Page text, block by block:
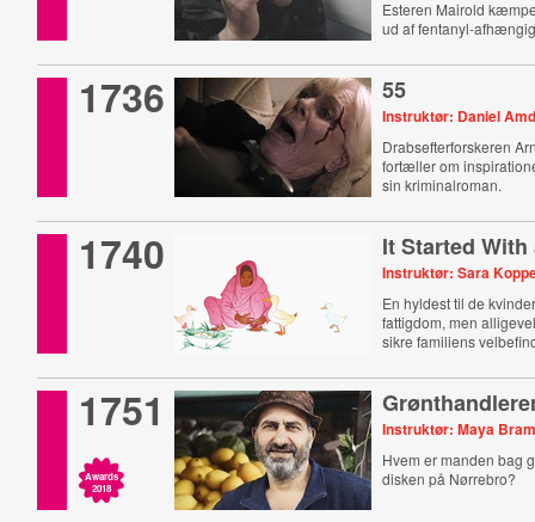
Esteren Mairold
ud af fentanyl-
1736 55
Instruktør: Daniel
Drabsefterforskeren
fortæller om
sin kriminalroman.
1740 It Started With
Instruktør: Sara
En hyldest til de
fattigdom, men
sikre familiens
1751
Awards
2018
Instruktør: Maya
Hvem er manden bag
disken på Nørrebro?